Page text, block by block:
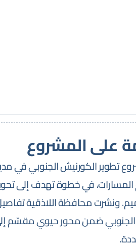
على المشروع
تطوير الكورنيش الجنوبي في
في خطوة تهدف إلى
ونشرت محافظة اللاذقية
ضمن محور حيوي مقسّم